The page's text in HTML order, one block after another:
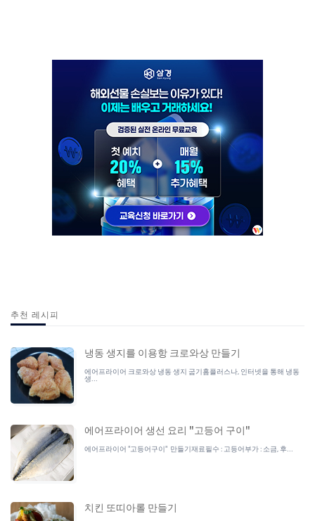
추천 레시피
냉동 생지를 이용항 크로와상 만들기
에어프라이어 크로와상 냉동 생지 굽기홈플러스나, 인터넷을 통해 냉동
생...
에어프라이어 생선 요리 "고등어 구이"
에어프라이어 "고등어구이" 만들기재료필수 : 고등어부가 : 소금, 후...
치킨 또띠아롤 만들기